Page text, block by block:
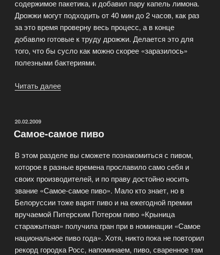
содержимое пакетика, и добавил пару капель лимона.
Дрожжи могут подходить от 40 мин до 2 часов, как раз
за это время проверну весь процесс, а в конце
добавлю готовые к труду дрожжи. Делается это для
того, что бы сусло как можно скорее «заразилось»
полезными бактериями.
Читать далее
ОПУБЛИКОВАНО
20.02.2009
Самое-самое пиво
В этом разделе вы сможете познакомиться с пивом,
которое в разные времена прославило само себя и
своих производителей, и по праву достойно носить
звание «Самое-самое пиво». Мало кто знает, но в
Белоруссии тоже варят пиво и на ежегодной премии
вручаемой Питерским Потером пиво «Крыница
старажытная» получила гран при в номинации «Самое
национальное пиво года». Хотя, никто пока не повторил
рекорд городка Росс, напоминаем, пиво, сваренное там